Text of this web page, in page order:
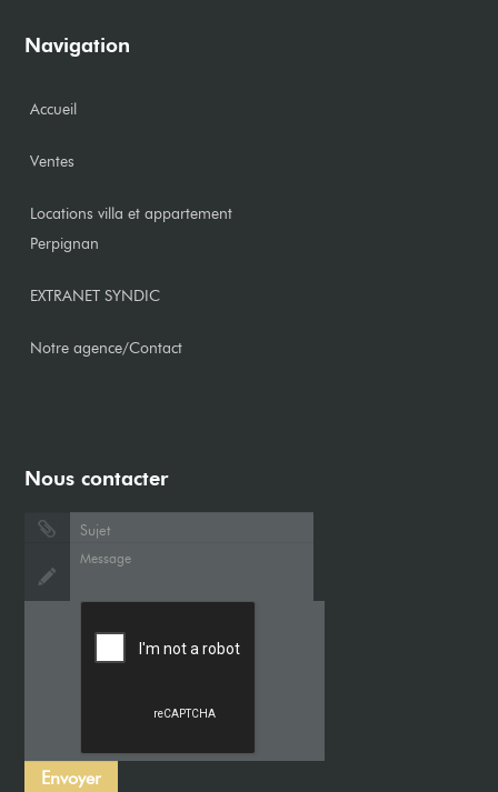
Navigation
Accueil
Ventes
Locations villa et appartement
Perpignan
EXTRANET SYNDIC
Notre agence/Contact
Nous contacter